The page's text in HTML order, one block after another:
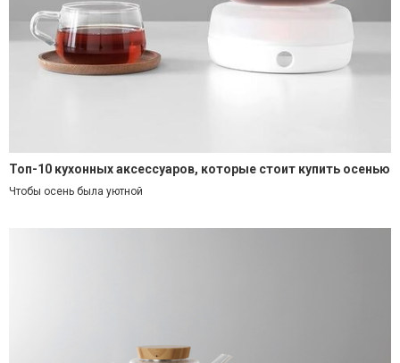
Топ-10 кухонных аксессуаров, которые стоит купить осенью
Чтобы осень была уютной